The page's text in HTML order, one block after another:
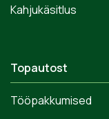
Kahjukäsitlus
Topautost
Tööpakkumised